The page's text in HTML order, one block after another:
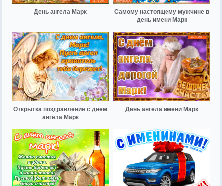
День ангела Марк
Самому настоящему мужчине в
день имени Марк
Открытка поздравление с днем
ангела Марк
День ангела имени Марк